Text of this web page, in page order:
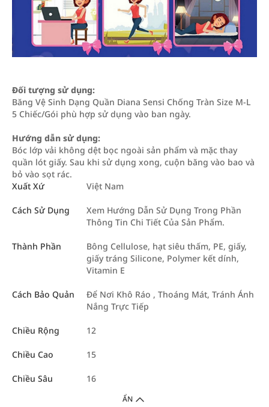
Đối tượng sử dụng:
Băng Vệ Sinh Dạng Quần Diana Sensi Chống Tràn Size M-L
5 Chiếc/Gói phù hợp sử dụng vào ban ngày.
Hướng dẫn sử dụng:
Bóc lớp vải không dệt bọc ngoài sản phẩm và mặc thay
quần lót giấy. Sau khi sử dụng xong, cuộn băng vào bao và
bỏ vào sọt rác.
Xuất Xứ
Việt Nam
Cách Sử Dụng
Xem Hướng Dẫn Sử Dụng Trong Phần
Thông Tin Chi Tiết Của Sản Phẩm.
Thành Phần
Bông Cellulose, hạt siêu thấm, PE, giấy,
giấy tráng Silicone, Polymer kết dính,
Vitamin E
Cách Bảo Quản
Để Nơi Khô Ráo , Thoáng Mát, Tránh Ánh
Nắng Trực Tiếp
Chiều Rộng 12
Chiều Cao 15
Chiều Sâu 16
ẨN